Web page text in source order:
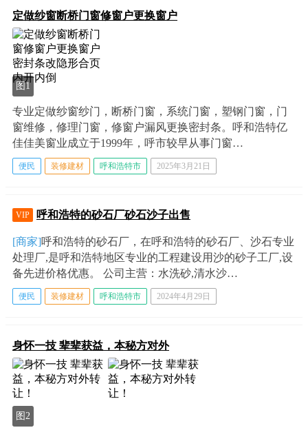
定做纱窗断桥门窗修窗户更换窗户
图1
专业定做纱窗纱门，断桥门窗，系统门窗，塑钢门窗，门
窗维修，修理门窗，修窗户漏风更换密封条。呼和浩特亿
佳佳美窗业成立于1999年，呼市较早从事门窗…
便民 装修建材 呼和浩特市 2025年3月21日
VIP 呼和浩特的砂石厂砂石沙子出售
[商家]呼和浩特的砂石厂，在呼和浩特的砂石厂、沙石专业
处理厂,是呼和浩特地区专业的工程建设用沙的砂子工厂,设
备先进价格优惠。 公司主营：水洗砂,清水沙…
便民 装修建材 呼和浩特市 2024年4月29日
身怀一技 辈辈获益，本秘方对外
图2